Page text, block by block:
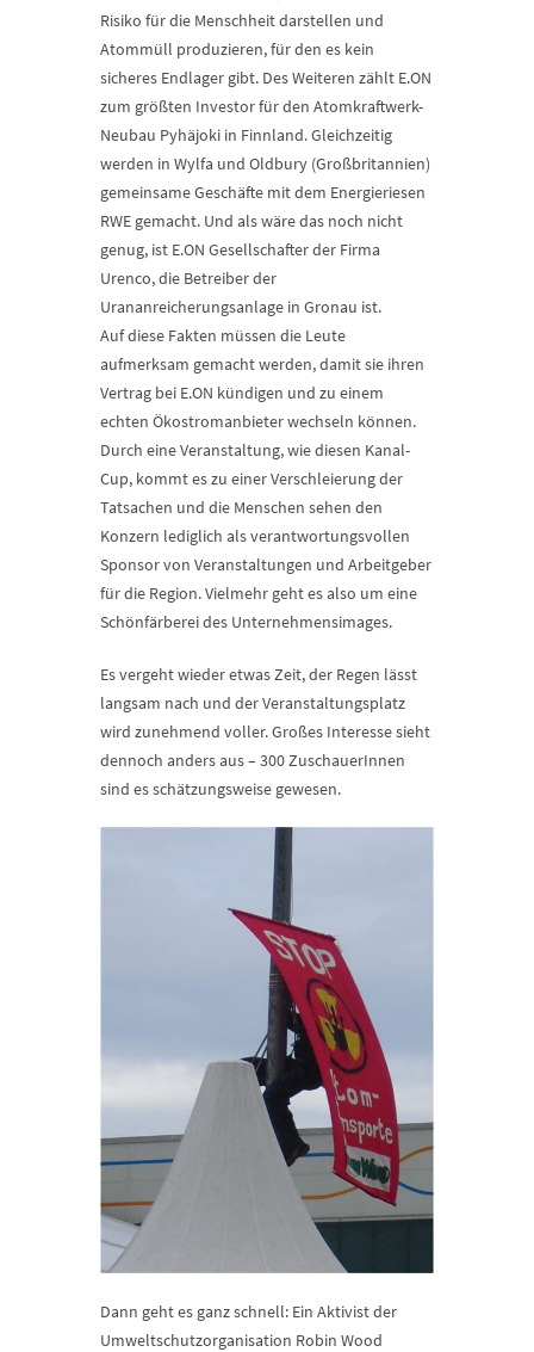
Risiko für die Menschheit darstellen und
Atommüll produzieren, für den es kein
sicheres Endlager gibt. Des Weiteren zählt E.ON
zum größten Investor für den Atomkraftwerk-
Neubau Pyhäjoki in Finnland. Gleichzeitig
werden in Wylfa und Oldbury (Großbritannien)
gemeinsame Geschäfte mit dem Energieriesen
RWE gemacht. Und als wäre das noch nicht
genug, ist E.ON Gesellschafter der Firma
Urenco, die Betreiber der
Urananreicherungsanlage in Gronau ist.
Auf diese Fakten müssen die Leute
aufmerksam gemacht werden, damit sie ihren
Vertrag bei E.ON kündigen und zu einem
echten Ökostromanbieter wechseln können.
Durch eine Veranstaltung, wie diesen Kanal-
Cup, kommt es zu einer Verschleierung der
Tatsachen und die Menschen sehen den
Konzern lediglich als verantwortungsvollen
Sponsor von Veranstaltungen und Arbeitgeber
für die Region. Vielmehr geht es also um eine
Schönfärberei des Unternehmensimages.
Es vergeht wieder etwas Zeit, der Regen lässt
langsam nach und der Veranstaltungsplatz
wird zunehmend voller. Großes Interesse sieht
dennoch anders aus – 300 ZuschauerInnen
sind es schätzungsweise gewesen.
Dann geht es ganz schnell: Ein Aktivist der
Umweltschutzorganisation Robin Wood